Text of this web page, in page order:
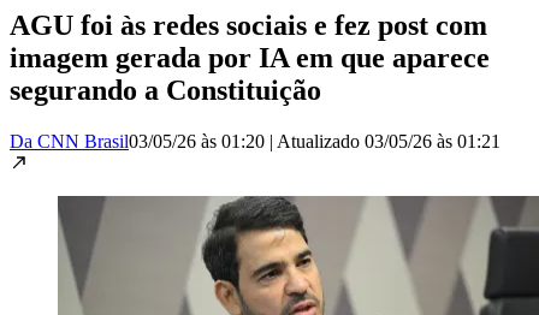
AGU foi às redes sociais e fez post com
imagem gerada por IA em que aparece
segurando a Constituição
Da CNN Brasil03/05/26 às 01:20 | Atualizado 03/05/26 às 01:21